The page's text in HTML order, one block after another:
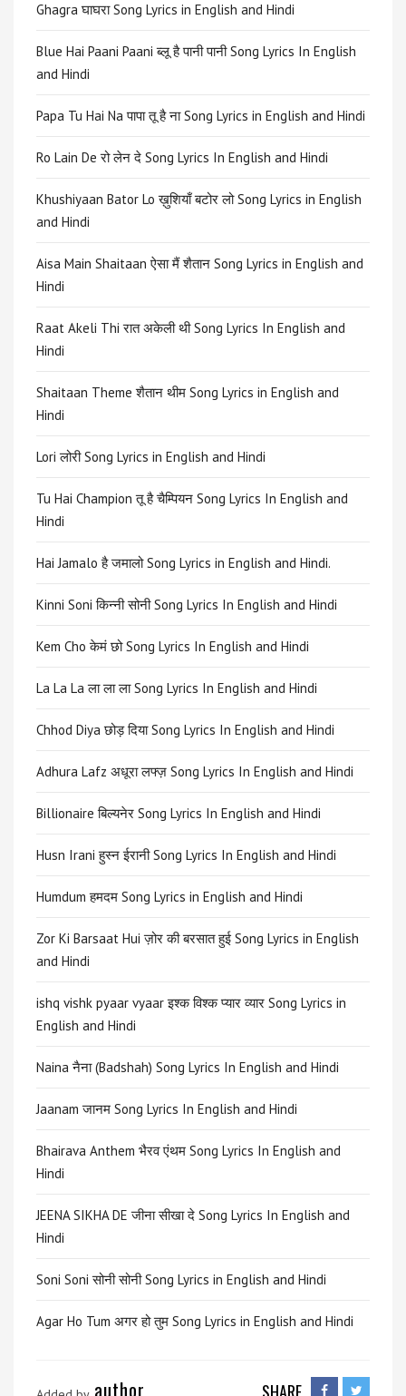
Ghagra घाघरा Song Lyrics in English and Hindi
Blue Hai Paani Paani ब्लू है पानी पानी Song Lyrics In English
and Hindi
Papa Tu Hai Na पापा तू है ना Song Lyrics in English and Hindi
Ro Lain De रो लेन दे Song Lyrics In English and Hindi
Khushiyaan Bator Lo ख़ुशियाँ बटोर लो Song Lyrics in English
and Hindi
Aisa Main Shaitaan ऐसा मैं शैतान Song Lyrics in English and
Hindi
Raat Akeli Thi रात अकेली थी Song Lyrics In English and
Hindi
Shaitaan Theme शैतान थीम Song Lyrics in English and
Hindi
Lori लोरी Song Lyrics in English and Hindi
Tu Hai Champion तू है चैम्पियन Song Lyrics In English and
Hindi
Hai Jamalo है जमालो Song Lyrics in English and Hindi.
Kinni Soni किन्नी सोनी Song Lyrics In English and Hindi
Kem Cho केमं छो Song Lyrics In English and Hindi
La La La ला ला ला Song Lyrics In English and Hindi
Chhod Diya छोड़ दिया Song Lyrics In English and Hindi
Adhura Lafz अधूरा लफ्ज़ Song Lyrics In English and Hindi
Billionaire बिल्यनेर Song Lyrics In English and Hindi
Husn Irani हुस्न ईरानी Song Lyrics In English and Hindi
Humdum हमदम Song Lyrics in English and Hindi
Zor Ki Barsaat Hui ज़ोर की बरसात हुई Song Lyrics in English
and Hindi
ishq vishk pyaar vyaar इश्क विश्क प्यार व्यार Song Lyrics in
English and Hindi
Naina नैना (Badshah) Song Lyrics In English and Hindi
Jaanam जानम Song Lyrics In English and Hindi
Bhairava Anthem भैरव एंथम Song Lyrics In English and
Hindi
JEENA SIKHA DE जीना सीखा दे Song Lyrics In English and
Hindi
Soni Soni सोनी सोनी Song Lyrics in English and Hindi
Agar Ho Tum अगर हो तुम Song Lyrics in English and Hindi
author